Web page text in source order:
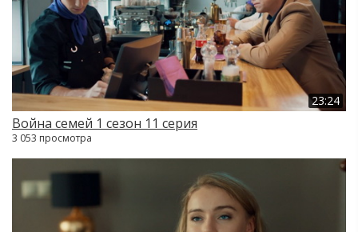
23:24
Война семей 1 сезон 11 серия
3 053 просмотра